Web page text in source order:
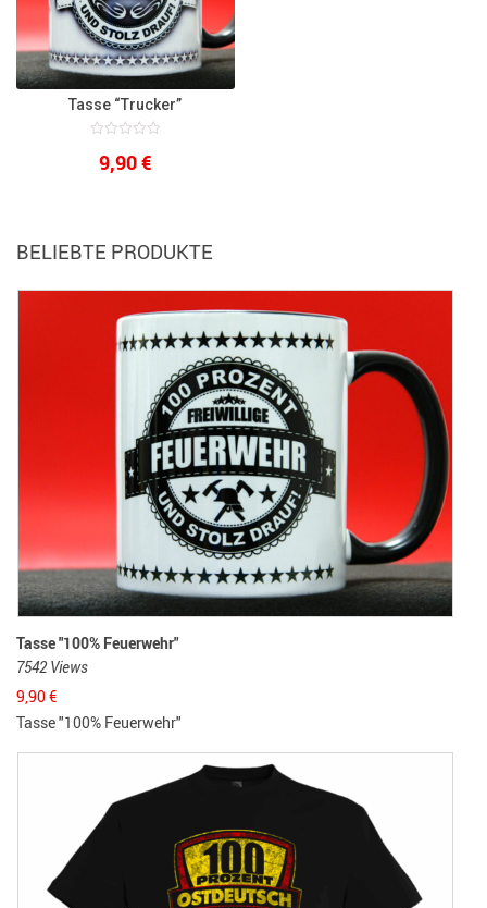
Tasse “Trucker”
out
9,90€
BELIEBTE PRODUKTE
Tasse "100% Feuerwehr"
7542 Views
9,90€
Tasse "100% Feuerwehr"